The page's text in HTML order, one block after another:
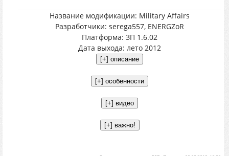
Название модификации: Military Affairs
Разработчики: serega557, ENERGZoR
Платформа: ЗП 1.6.02
Дата выхода: лето 2012